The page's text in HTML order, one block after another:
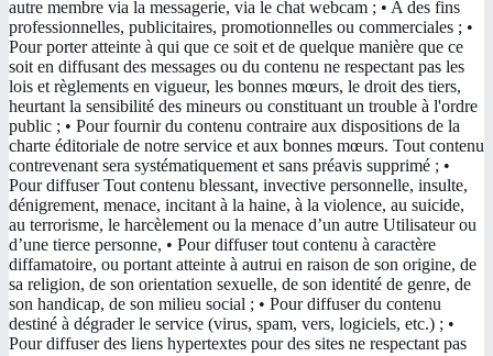
autre membre via la messagerie, via le chat webcam ; • A des fins
professionnelles, publicitaires, promotionnelles ou commerciales ; •
Pour porter atteinte à qui que ce soit et de quelque manière que ce
soit en diffusant des messages ou du contenu ne respectant pas les
lois et règlements en vigueur, les bonnes mœurs, le droit des tiers,
heurtant la sensibilité des mineurs ou constituant un trouble à l'ordre
public ; • Pour fournir du contenu contraire aux dispositions de la
charte éditoriale de notre service et aux bonnes mœurs. Tout contenu
contrevenant sera systématiquement et sans préavis supprimé ; •
Pour diffuser Tout contenu blessant, invective personnelle, insulte,
dénigrement, menace, incitant à la haine, à la violence, au suicide,
au terrorisme, le harcèlement ou la menace d’un autre Utilisateur ou
d’une tierce personne, • Pour diffuser tout contenu à caractère
diffamatoire, ou portant atteinte à autrui en raison de son origine, de
sa religion, de son orientation sexuelle, de son identité de genre, de
son handicap, de son milieu social ; • Pour diffuser du contenu
destiné à dégrader le service (virus, spam, vers, logiciels, etc.) ; •
Pour diffuser des liens hypertextes pour des sites ne respectant pas